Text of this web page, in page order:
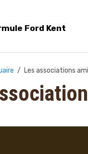
Ford Kent
Les associations